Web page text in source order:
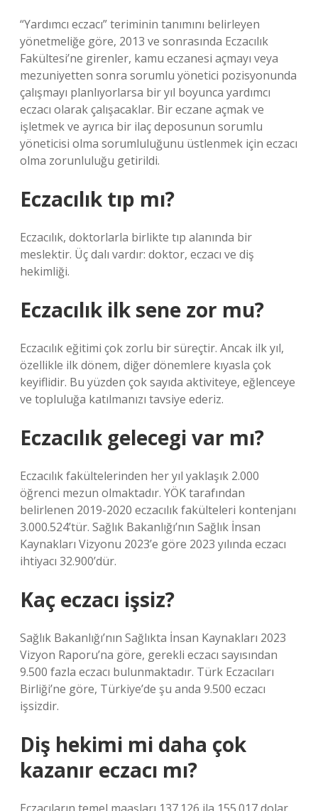
“Yardımcı eczacı” teriminin tanımını belirleyen
yönetmeliğe göre, 2013 ve sonrasında Eczacılık
Fakültesi’ne girenler, kamu eczanesi açmayı veya
mezuniyetten sonra sorumlu yönetici pozisyonunda
çalışmayı planlıyorlarsa bir yıl boyunca yardımcı
eczacı olarak çalışacaklar. Bir eczane açmak ve
işletmek ve ayrıca bir ilaç deposunun sorumlu
yöneticisi olma sorumluluğunu üstlenmek için eczacı
olma zorunluluğu getirildi.
Eczacılık tıp mı?
Eczacılık, doktorlarla birlikte tıp alanında bir
meslektir. Üç dalı vardır: doktor, eczacı ve diş
hekimliği.
Eczacılık ilk sene zor mu?
Eczacılık eğitimi çok zorlu bir süreçtir. Ancak ilk yıl,
özellikle ilk dönem, diğer dönemlere kıyasla çok
keyiflidir. Bu yüzden çok sayıda aktiviteye, eğlenceye
ve topluluğa katılmanızı tavsiye ederiz.
Eczacılık gelecegi var mı?
Eczacılık fakültelerinden her yıl yaklaşık 2.000
öğrenci mezun olmaktadır. YÖK tarafından
belirlenen 2019-2020 eczacılık fakülteleri kontenjanı
3.000.524’tür. Sağlık Bakanlığı’nın Sağlık İnsan
Kaynakları Vizyonu 2023’e göre 2023 yılında eczacı
ihtiyacı 32.900’dür.
Kaç eczacı işsiz?
Sağlık Bakanlığı’nın Sağlıkta İnsan Kaynakları 2023
Vizyon Raporu’na göre, gerekli eczacı sayısından
9.500 fazla eczacı bulunmaktadır. Türk Eczacıları
Birliği’ne göre, Türkiye’de şu anda 9.500 eczacı
işsizdir.
Diş hekimi mi daha çok
kazanır eczacı mı?